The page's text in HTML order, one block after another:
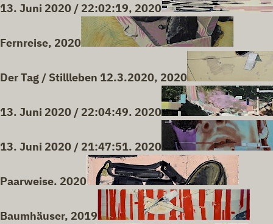
13. Juni 2020 / 22:02:19, 2020
Fernreise, 2020
Der Tag / Stillleben 12.3.2020, 2020
13. Juni 2020 / 22:04:49. 2020
13. Juni 2020 / 21:47:51. 2020
Paarweise. 2020
Baumhäuser, 2019